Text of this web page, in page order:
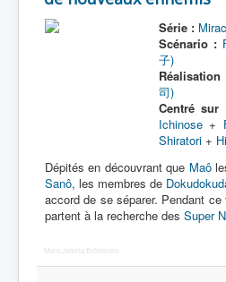
Série :
Scénario :
子)
Réalisation
司)
Centré sur
Ichinose+
Shiratori+
Dépités en découvrant que Maô
Sanô, les membres de
accord de se séparer. Pendant ce
partent à la recherche des Super
More Joomla Extensions